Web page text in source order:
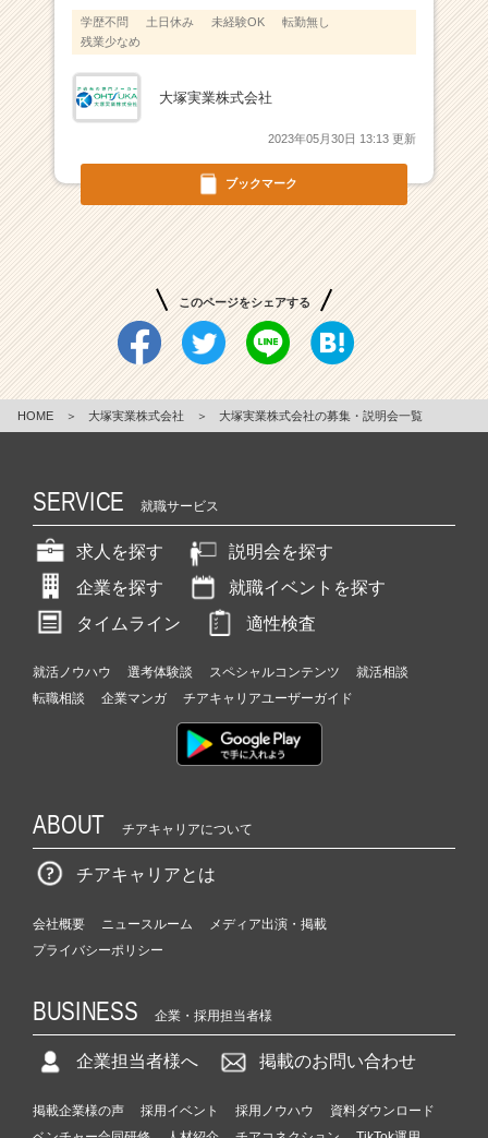
年
外
出】
企
業
か
ス
カ
く
就
チ
ア
キ
リ
h
e
C
e
ブックマーク
学歴不問 土日休み 未経験OK
転勤無し
残業少なめ
大塚実業株式会社
2023年05月30日 13:13 更新
このページをシェアする
HOME ＞ 大塚実業株式会社 ＞ 大塚実業株式会社の募集・説明会一覧
SERVICE 就職サービス
求人を探す
説明会を探す
企業を探す
就職イベントを探す
タイムライン
適性検査
就活ノウハウ 選考体験談 スペシャルコンテンツ
就活相談
転職相談
企業マンガ チアキャリアユーザーガイド
ABOUT チアキャリアについて
チアキャリアとは
会社概要 ニュースルーム
メディア出演・掲載
プライバシーポリシー
BUSINESS 企業・採用担当者様
企業担当者様へ 掲載のお問い合わせ
掲載企業様の声 採用イベント 採用ノウハウ
資料ダウンロード